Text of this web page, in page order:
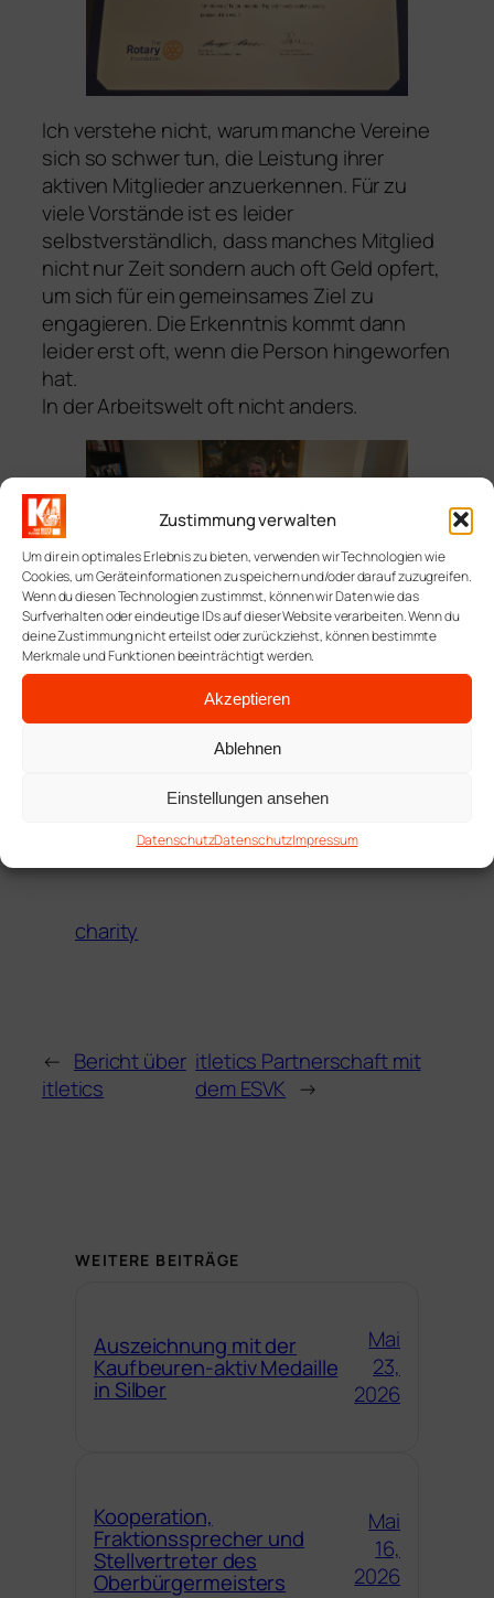
Zustimmung verwalten
Um dir ein optimales Erlebnis zu bieten, verwenden wir Technologien wie
Cookies, um Geräteinformationen zu speichern und/oder darauf zuzugreifen.
Wenn du diesen Technologien zustimmst, können wir Daten wie das
Surfverhalten oder eindeutige IDs auf dieser Website verarbeiten. Wenn du
deine Zustimmung nicht erteilst oder zurückziehst, können bestimmte
Merkmale und Funktionen beeinträchtigt werden.
Akzeptieren
Ablehnen
Einstellungen ansehen
DatenschutzDatenschutzImpressum
Ich verstehe nicht, warum manche Vereine
sich so schwer tun, die Leistung ihrer
aktiven Mitglieder anzuerkennen. Für zu
viele Vorstände ist es leider
selbstverständlich, dass manches Mitglied
nicht nur Zeit sondern auch oft Geld opfert,
um sich für ein gemeinsames Ziel zu
engagieren. Die Erkenntnis kommt dann
leider erst oft, wenn die Person hingeworfen
hat.
In der Arbeitswelt oft nicht anders.
Zum Paul Harry Fellow: „Während Rotarier in
Nordamerika und Asien die Ehrung
hauptsächlich als Spendenstimulus
ansehen und demgemäß fördern […] so
besondere Verdienste verliehen wird und
Rotary.org)
charity
← Bericht über
itletics
itletics Partnerschaft mit
dem ESVK →
WEITERE BEITRÄGE
Auszeichnung mit der
Kaufbeuren-aktiv Medaille
in Silber
Mai
23,
2026
Kooperation,
Fraktionssprecher und
Stellvertreter des
Oberbürgermeisters
Mai
16,
2026